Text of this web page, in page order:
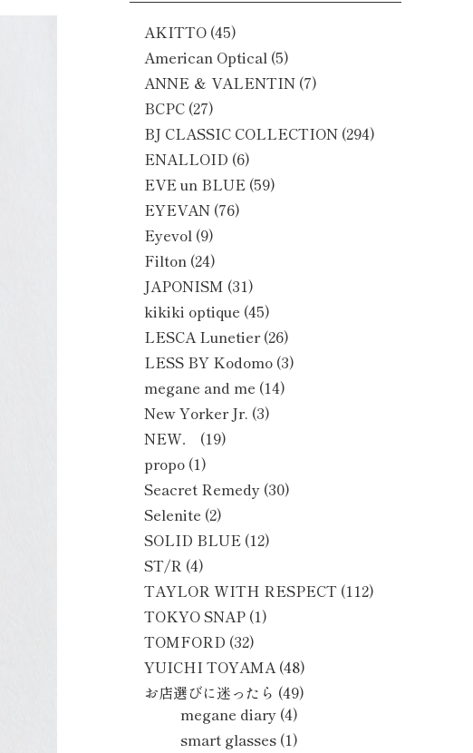
AKITTO (45)
American Optical (5)
ANNE ＆ VALENTIN (7)
BCPC (27)
BJ CLASSIC COLLECTION (294)
ENALLOID (6)
EVE un BLUE (59)
EYEVAN (76)
Eyevol (9)
Filton (24)
JAPONISM (31)
kikiki optique (45)
LESCA Lunetier(26)
LESS BY Kodomo (3)
megane and me (14)
New Yorker Jr. (3)
NEW．
(19)
propo (1)
Seacret Remedy (30)
Selenite (2)
SOLID BLUE (12)
ST/R (4)
TAYLOR WITH RESPECT (112)
TOKYO SNAP (1)
TOMFORD (32)
YUICHI TOYAMA(48)
お店選びに迷ったら (49)
megane diary (4)
smart glasses (1)